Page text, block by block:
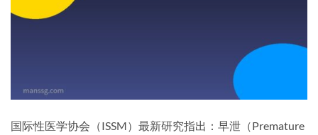
国际性医学协会（ISSM）最新研究指出：早泄（Premature